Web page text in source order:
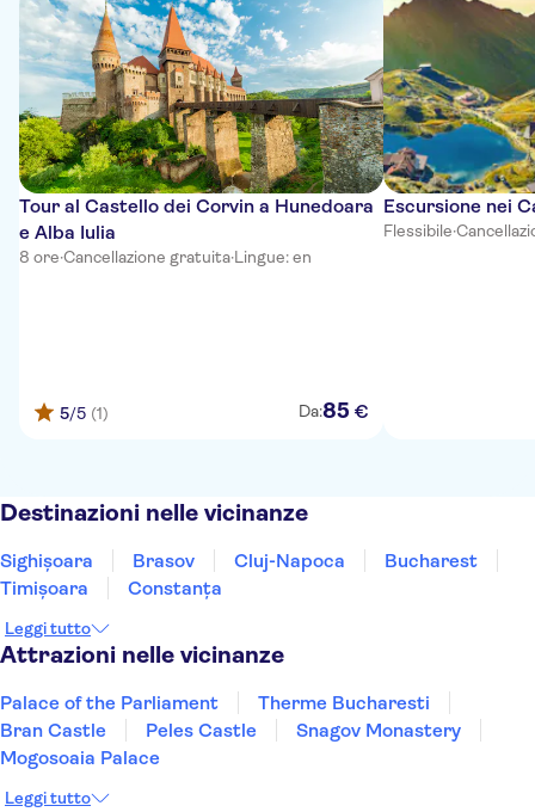
Tour al Castello dei Corvin a Hunedoara
e Alba Iulia
8 ore·Cancellazione gratuita·Lingue: en
5/5 (1) Da:85 €
Escursione nei
Flessibile·
Destinazioni nelle vicinanze
Sighișoara Brasov Cluj-Napoca
Bucharest
Timișoara
Constanţa
Leggi tutto
Attrazioni nelle vicinanze
Palace of the Parliament
Therme Bucharesti
Bran Castle
Peles Castle
Snagov Monastery
Mogosoaia Palace
Leggi tutto